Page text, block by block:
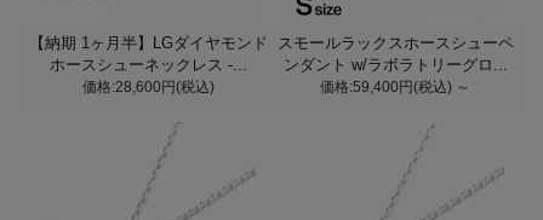
【納期 1ヶ月半】LGダイヤモンド
ホースシューネックレス -...
価格:28,600円(税込)
スモールラックスホースシューペ
ンダント w/ラボラトリーグロ...
価格:59,400円(税込) ～